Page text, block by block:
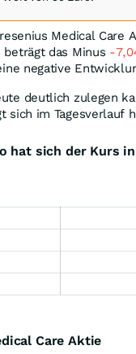
Medical Care
das Minus -
negative
deutlich zulegen
sich im Tagesverlauf
hat sich der Kurs
Care Aktie